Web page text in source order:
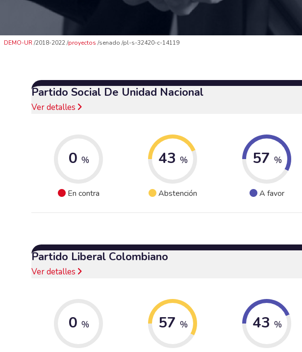
DEMO-UR 2018-2022 proyectos senado pl-s-32420-c-14119
Partido Social De Unidad Nacional
Ver detalles
0 %
En contra
43 %
Abstención
57 %
A favor
Partido Liberal Colombiano
Ver detalles
0 % 57 % 43 %